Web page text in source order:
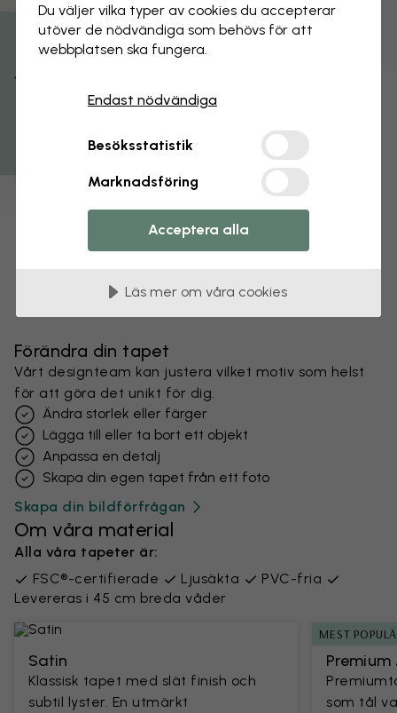
Förändra din tapet
Vårt designteam kan justera vilket motiv som helst
för att göra det unikt för dig.
Ändra storlek eller färger
Lägga till eller ta bort ett objekt
Anpassa en detalj
Skapa din egen tapet från ett foto
Skapa din bildförfrågan
Om våra material
Alla våra tapeter är:
FSC®-certifierade
Ljusäkta
PVC-fria
Levereras i 45 cm breda våder
Satin
Klassisk tapet med slät finish och
subtil lyster. En utmärkt
MEST
som tål
Få 15% rabatt
Du väljer vilka typer av cookies du accepterar
utöver de nödvändiga som behövs för att
webbplatsen ska fungera.
Endast nödvändiga
Besöksstatistik
Marknadsföring
Acceptera alla
Läs mer om våra cookies